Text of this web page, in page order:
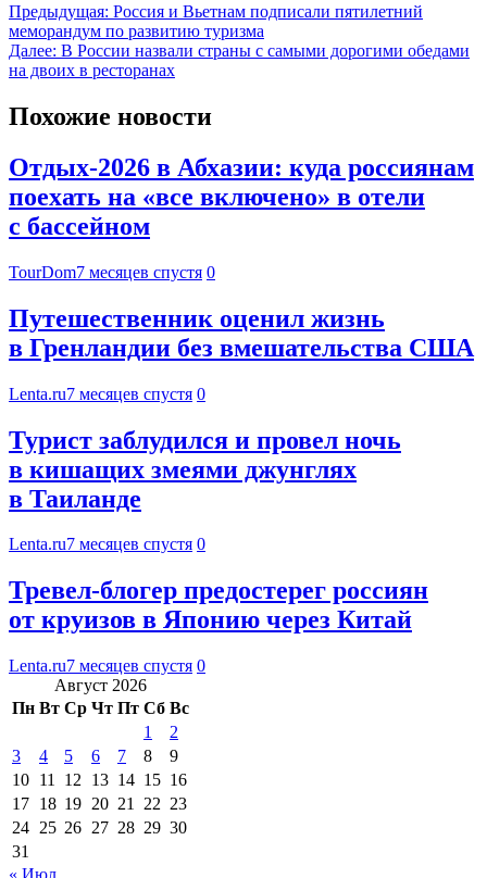
Предыдущая: Россия и Вьетнам подписали пятилетний
меморандум по развитию туризма
Далее: В России назвали страны с самыми дорогими обедами
на двоих в ресторанах
Похожие новости
Отдых-2026 в Абхазии: куда россиянам
поехать на «все включено» в отели
с бассейном
TourDom7 месяцев спустя 0
Путешественник оценил жизнь
в Гренландии без вмешательства США
Lenta.ru7 месяцев спустя 0
Турист заблудился и провел ночь
в кишащих змеями джунглях
в Таиланде
Lenta.ru7 месяцев спустя 0
Тревел-блогер предостерег россиян
от круизов в Японию через Китай
Lenta.ru7 месяцев спустя 0
Август 2026
Пн Вт Ср Чт Пт Сб Вс
1
2
3
4 5 6 7 8
9
10 11 12 13 14 15 16
17 18 19 20 21 22 23
24 25 26 27 28 29 30
31